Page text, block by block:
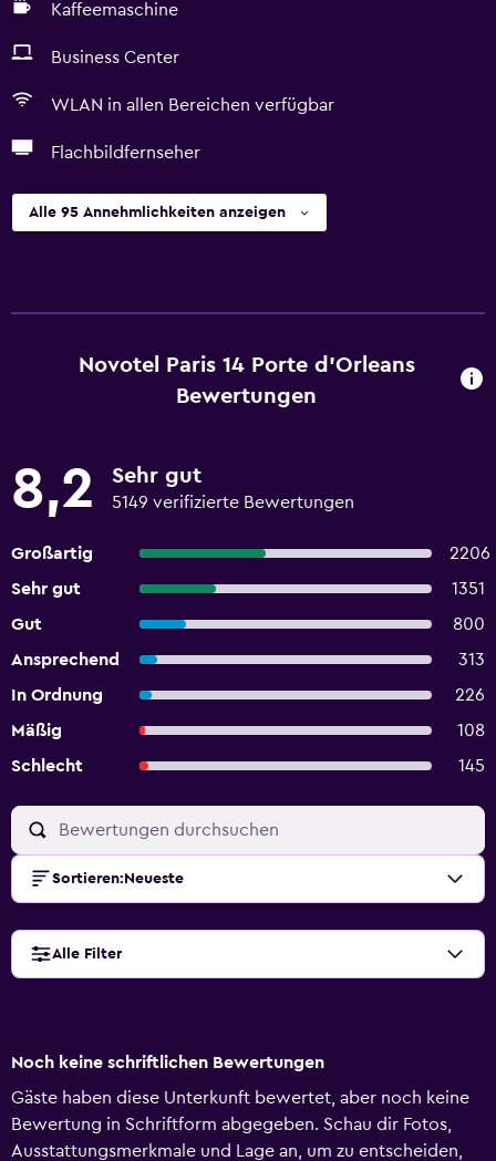
Kaffeemaschine
Business Center
WLAN in allen Bereichen verfügbar
Flachbildfernseher
Alle 95 Annehmlichkeiten anzeigen
Novotel Paris 14 Porte d'Orleans
Bewertungen
8,2 Sehr gut
5149 verifizierte Bewertungen
Großartig
2206
Sehr gut
1351
Gut
800
Ansprechend
313
In Ordnung
226
Mäßig
108
Schlecht
145
Sortieren: Neueste
Alle Filter
Noch keine schriftlichen Bewertungen
Gäste haben diese Unterkunft bewertet, aber noch keine
Bewertung in Schriftform abgegeben. Schau dir Fotos,
Ausstattungsmerkmale und Lage an, um zu entscheiden,